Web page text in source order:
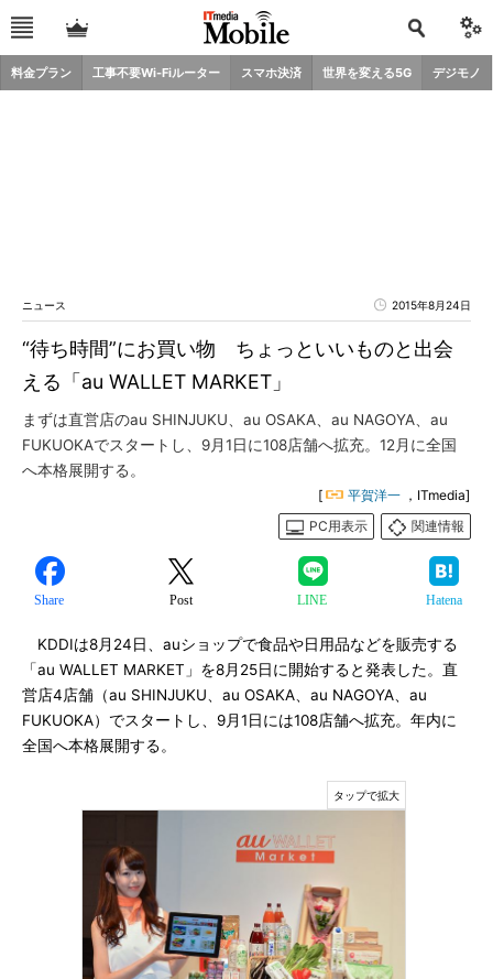
料金プラン 工事不要Wi-Fiルーター スマホ決済 世界を変える5G デジモノ
ニュース 2015年8月24日
“待ち時間”にお買い物 ちょっといいものと出会
える「au WALLET MARKET」
まずは直営店のau SHINJUKU、au OSAKA、au NAGOYA、au
FUKUOKAでスタートし、9月1日に108店舗へ拡充。12月に全国
へ本格展開する。
[ 平賀洋一 ，ITmedia]
PC用表示
関連情報
Share Post LINE Hatena
KDDIは8月24日、auショップで食品や日用品などを販売する
「au WALLET MARKET」を8月25日に開始すると発表した。直
営店4店舗（au SHINJUKU、au OSAKA、au NAGOYA、au
FUKUOKA）でスタートし、9月1日には108店舗へ拡充。年内に
全国へ本格展開する。